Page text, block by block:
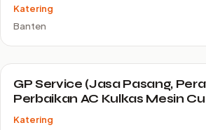
Katering
Banten
GP Service (Jasa Pasang,
Perbaikan AC Kulkas Mesin
Katering